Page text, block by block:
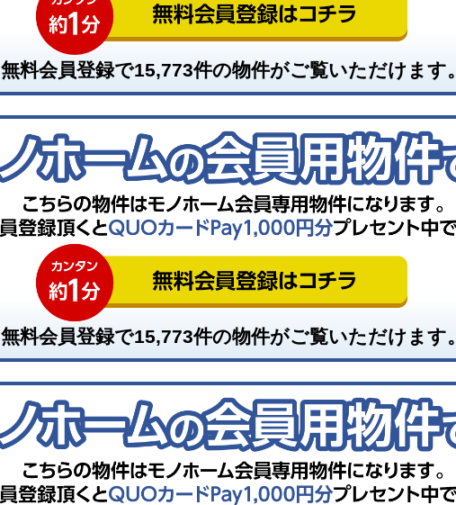
無料会員登録で15,773件の物件がご覧いただけます。
無料会員登録で15,773件の物件がご覧いただけます。